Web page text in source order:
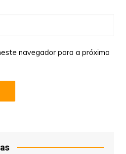
navegador para a próxima